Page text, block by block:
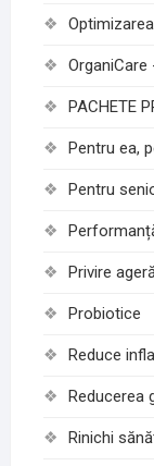
PACHETE
Pentru ea,
Pentru
Privire
Probiotice
Reduce
Reducerea
Rinichi